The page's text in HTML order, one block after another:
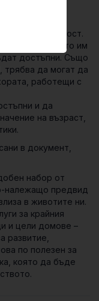
на прозрачност.
при създаването им
достъпни. Също
трябва да могат да
работещи с
и да
на възраст,
в документ,
набор от
належащо предвид
в животите ни.
за крайния
и цели домове –
развитие,
по полезен за
която да бъде